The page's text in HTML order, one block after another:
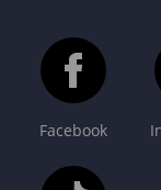
Facebook